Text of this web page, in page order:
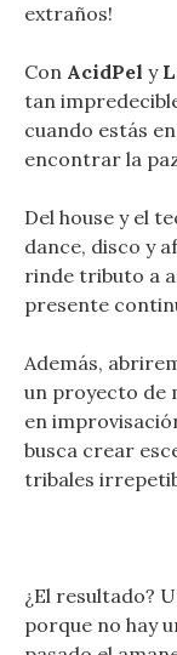
extraños!
Con AcidPel y
tan
cuando estás
encontrar la
Del house y el
dance, disco y
rinde tributo a
presente
Además,
un proyecto de
en
busca crear
tribales
¿El resultado?
porque no hay